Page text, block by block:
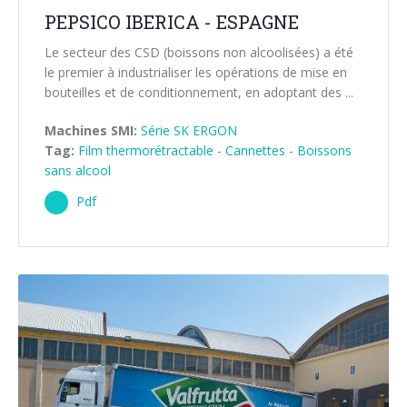
PEPSICO IBERICA - ESPAGNE
Le secteur des CSD (boissons non alcoolisées) a été
le premier à industrialiser les opérations de mise en
bouteilles et de conditionnement, en adoptant des ...
Machines SMI: Série SK ERGON
Tag: Film thermorétractable - Cannettes - Boissons
sans alcool
Pdf